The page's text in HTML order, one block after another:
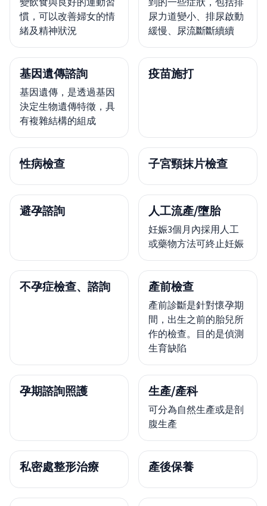
慣，可以改善婦女的情
緒及精神狀況
尿力道變小、排尿啟動
緩慢、尿流斷斷續續
基因遺傳諮詢
基因遺傳，是透過基因
決定生物遺傳特徵，具
有複雜結構的組成
疫苗施打
性病檢查 子宮頸抹片檢查
避孕諮詢 人工流產/墮胎
妊娠3個月內採用人工
或藥物方法可終止妊娠
不孕症檢查、諮詢 產前檢查
產前診斷是針對懷孕期
間，出生之前的胎兒所
作的檢查。目的是偵測
生育缺陷
孕期諮詢照護 生產/產科
可分為自然生產或是剖
腹生產
私密處整形治療 產後保養